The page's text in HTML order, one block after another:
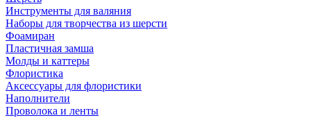
Инструменты для валяния
Наборы для творчества из шерсти
Фоамиран
Пластичная замша
Молды и каттеры
Флористика
Аксессуары для флористики
Наполнители
Проволока и ленты